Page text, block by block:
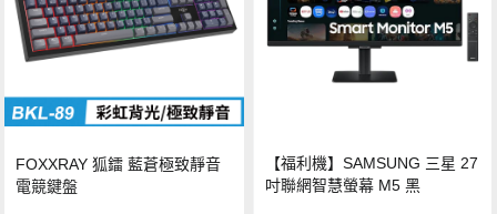
FOXXRAY 狐鐳 藍蒼極致靜音
電競鍵盤
【福利機】SAMSUNG 三星 27
吋聯網智慧螢幕 M5 黑